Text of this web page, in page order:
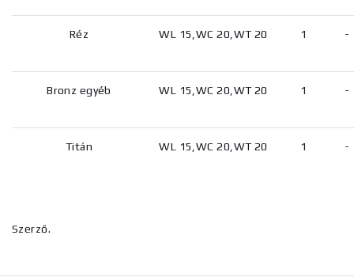
Réz WL 15,WC 20,WT 20 1 -
Bronz egyéb WL 15,WC 20,WT 20 1 -
Titán WL 15,WC 20,WT 20 1 -
Szerző.